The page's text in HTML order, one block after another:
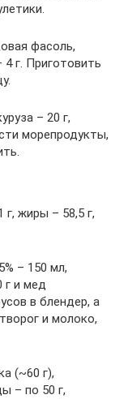
фасоль,
г. Приготовить
– 20 г,
морепродукты,
г, жиры – 58,5 г,
– 150 мл,
г и мед
в блендер, а
и молоко,
(~60 г),
– по 50 г,